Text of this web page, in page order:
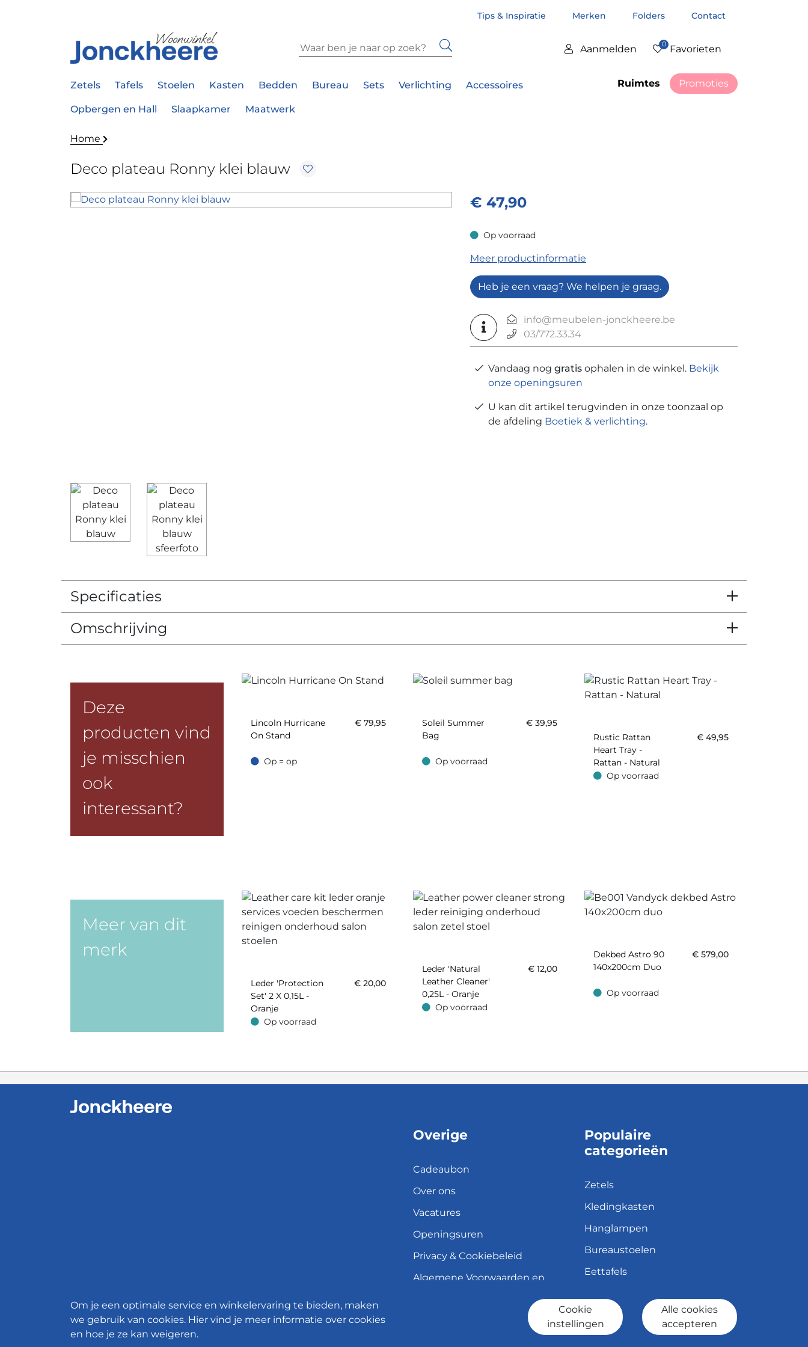
Tips & Inspiratie Merken Folders Contact
Aanmelden 0 Favorieten
Zetels Tafels Stoelen Kasten Bedden Bureau Sets Verlichting Accessoires
Opbergen en Hall Slaapkamer Maatwerk
Ruimtes Promoties
Home
Deco plateau Ronny klei blauw
€ 47,90
Op voorraad
Op voorraad
Meer productinformatie
Heb je een vraag? We helpen je graag.
info@meubelen-jonckheere.be
03/772.33.34
Vandaag nog gratis ophalen in de winkel. Bekijk
onze openingsuren
U kan dit artikel terugvinden in onze toonzaal op
de afdeling Boetiek & verlichting.
Specificaties
Omschrijving
Deze
producten vind
je misschien
ook
interessant?
Lincoln Hurricane
On Stand
€ 79,95
Op = op
Op = op
Soleil Summer
Bag
€ 39,95
Op voorraad
Op voorraad
Rustic Rattan
Heart Tray -
Rattan - Natural
€ 49,95
Op voorraad
Op voorraad
Meer van dit
merk
Leder 'Protection
Set' 2 X 0,15L -
Oranje
€ 20,00
Op voorraad
Op voorraad
Leder 'Natural
Leather Cleaner'
0,25L - Oranje
€ 12,00
Op voorraad
Op voorraad
Dekbed Astro 90
140x200cm Duo
€ 579,00
Op voorraad
Op voorraad
Overige
Cadeaubon
Over ons
Vacatures
Openingsuren
Privacy & Cookiebeleid
Algemene Voorwaarden en
Verzend- en leveringsbeleid
Populaire
categorieën
Zetels
Kledingkasten
Hanglampen
Bureaustoelen
Eettafels
Om je een optimale service en winkelervaring te bieden, maken
we gebruik van cookies. Hier vind je meer informatie over cookies
en hoe je ze kan weigeren.
Cookie
instellingen
Alle cookies
accepteren